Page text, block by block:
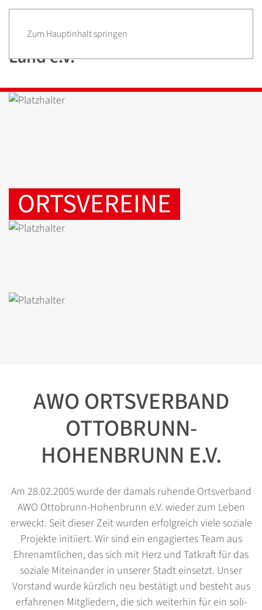
Zum Hauptinhalt springen
ORTSVEREINE
AWO ORTSVERBAND
OTTOBRUNN-
HOHENBRUNN E.V.
Am 28.02.2005 wurde der damals ruhende Ortsverband
AWO Ottobrunn-Hohenbrunn e.V. wieder zum Leben
erweckt. Seit dieser Zeit wurden erfolgreich viele soziale
Projekte initiiert. Wir sind ein engagiertes Team aus
Ehren­amtlichen, das sich mit Herz und Tatkraft für das
soziale Miteinander in unserer Stadt einsetzt. Unser
Vorstand wurde kürzlich neu bestätigt und besteht aus
erfahrenen Mitgliedern, die sich weiterhin für ein soli­